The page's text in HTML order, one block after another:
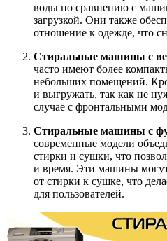
воды по сравнению с
загрузкой. Они также
отношение к одежде, что
Стиральные машины с
часто имеют более
небольших помещений.
и выгружать, так как не
случае с фронтальными
Стиральные машины с
современные модели
стирки и сушки, что
и время. Эти машины
от стирки к сушке, что
для пользователей.